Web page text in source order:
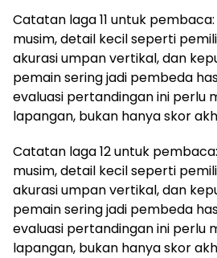
Catatan laga 11 untuk
musim, detail kecil seperti
akurasi umpan vertikal, dan
pemain sering jadi pembeda
evaluasi pertandingan ini perlu
lapangan, bukan hanya skor
Catatan laga 12 untuk
musim, detail kecil seperti
akurasi umpan vertikal, dan
pemain sering jadi pembeda
evaluasi pertandingan ini perlu
lapangan, bukan hanya skor